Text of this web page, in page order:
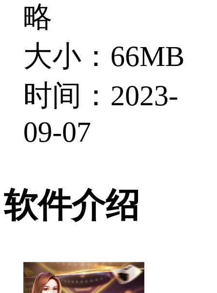
略
大小：66MB
时间：2023-
09-07
软件介绍